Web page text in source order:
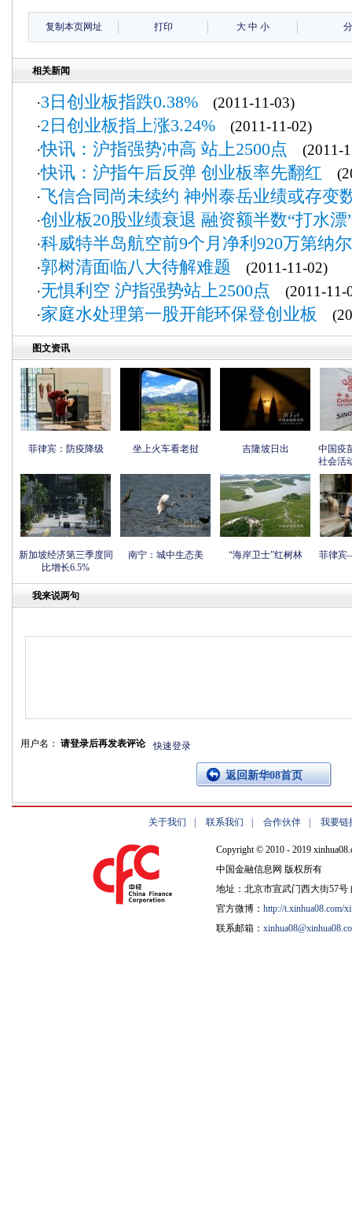
复制本页网址 打印 大 中 小
相关新闻
·3日创业板指跌0.38% (2011-11-03)
·2日创业板指上涨3.24% (2011-11-02)
·快讯：沪指强势冲高 站上2500点 (2011-
·快讯：沪指午后反弹 创业板率先翻红
·飞信合同尚未续约 神州泰岳业绩或存变
·创业板20股业绩衰退 融资额半数“打水漂
·科威特半岛航空前9个月净利920万第纳尔
·郭树清面临八大待解难题 (2011-11-02)
·无惧利空 沪指强势站上2500点 (2011-11-
·家庭水处理第一股开能环保登创业板
图文资讯
菲律宾：防疫降级 坐上火车看老挝 吉隆坡日出
中国疫
社会活
新加坡经济第三季度同
比增长6.5%
南宁：城中生态美 “海岸卫士”红树林 菲律宾
我来说两句
用户名： 请登录后再发表评论 快速登录
返回新华08首页
关于我们 联系我们 合作伙伴 我要链
Copyright © 2010 - 2019
中国金融信息网 版权所有
地址：北京市宣武门西大街57号
官方微博： http://t.xinhua08.com/
联系邮箱：